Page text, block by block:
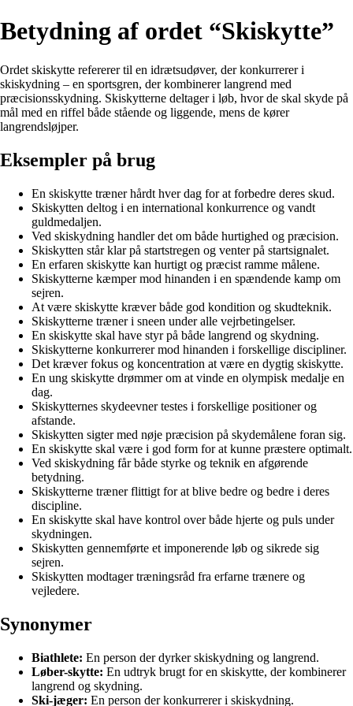
Betydning af ordet “Skiskytte”
Ordet skiskytte refererer til en idrætsudøver, der konkurrerer i
skiskydning – en sportsgren, der kombinerer langrend med
præcisionsskydning. Skiskytterne deltager i løb, hvor de skal skyde på
mål med en riffel både stående og liggende, mens de kører
langrendsløjper.
Eksempler på brug
En skiskytte træner hårdt hver dag for at forbedre deres skud.
Skiskytten deltog i en international konkurrence og vandt
guldmedaljen.
Ved skiskydning handler det om både hurtighed og præcision.
Skiskytten står klar på startstregen og venter på startsignalet.
En erfaren skiskytte kan hurtigt og præcist ramme målene.
Skiskytterne kæmper mod hinanden i en spændende kamp om
sejren.
At være skiskytte kræver både god kondition og skudteknik.
Skiskytterne træner i sneen under alle vejrbetingelser.
En skiskytte skal have styr på både langrend og skydning.
Skiskytterne konkurrerer mod hinanden i forskellige discipliner.
Det kræver fokus og koncentration at være en dygtig skiskytte.
En ung skiskytte drømmer om at vinde en olympisk medalje en
dag.
Skiskytternes skydeevner testes i forskellige positioner og
afstande.
Skiskytten sigter med nøje præcision på skydemålene foran sig.
En skiskytte skal være i god form for at kunne præstere optimalt.
Ved skiskydning får både styrke og teknik en afgørende
betydning.
Skiskytterne træner flittigt for at blive bedre og bedre i deres
discipline.
En skiskytte skal have kontrol over både hjerte og puls under
skydningen.
Skiskytten gennemførte et imponerende løb og sikrede sig
sejren.
Skiskytten modtager træningsråd fra erfarne trænere og
vejledere.
Synonymer
Biathlete: En person der dyrker skiskydning og langrend.
Løber-skytte: En udtryk brugt for en skiskytte, der kombinerer
langrend og skydning.
Ski-jæger: En person der konkurrerer i skiskydning.